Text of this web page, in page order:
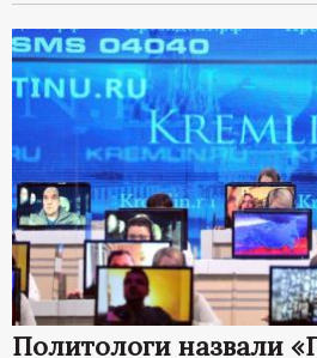
Политологи назвали